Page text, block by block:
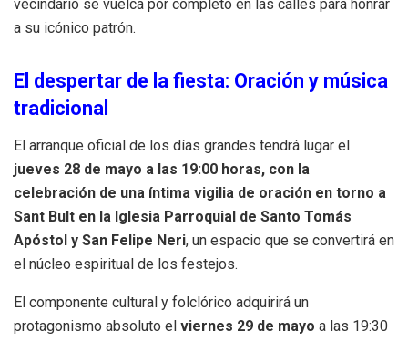
vecindario se vuelca por completo en las calles para honrar
a su icónico patrón.
El despertar de la fiesta: Oración y música
tradicional
El arranque oficial de los días grandes tendrá lugar el
jueves 28 de mayo a las 19:00 horas, con la
celebración de una íntima vigilia de oración en torno a
Sant Bult en la Iglesia Parroquial de Santo Tomás
Apóstol y San Felipe Neri, un espacio que se convertirá en
el núcleo espiritual de los festejos.
El componente cultural y folclórico adquirirá un
protagonismo absoluto el viernes 29 de mayo a las 19:30